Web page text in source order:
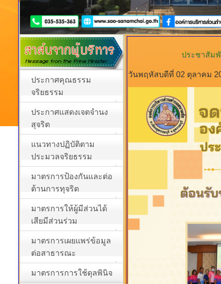
ประชาสัม
วันพฤหัสบดีที่ 02 ตุลาคม
ประกาศคุณธรรม
จริยธรรม
ประกาศแสดงเจตจำนง
สุจริต
แนวทางปฏิบัติตาม
ประมวลจริยธรรม
มาตรการป้องกันและต่อ
ต้านการทุจริต
มาตรการให้ผู้มีส่วนได้
เสียมีส่วนร่วม
มาตรการเผยแพร่ข้อมูล
ต่อสาธารณะ
มาตรการการใช้ดุลพินิจ